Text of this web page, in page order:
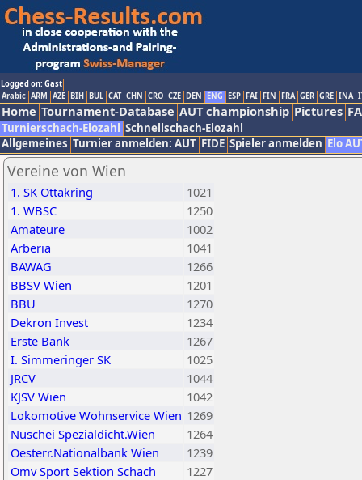
Logged on: Gast
Arabic ARM AZE BIH BUL CAT CHN CRO CZE DEN ENG ESP FAI FIN FRA GER GRE INA
Home Tournament-Database AUT championship Pictures
Turnierschach-Elozahl Schnellschach-Elozahl
Allgemeines Turnier anmelden: AUT FIDE Spieler anmelden Elo
Vereine von Wien
1. SK Ottakring
1021
1. WBSC
1250
Amateure
1002
Arberia
1041
BAWAG
1266
BBSV Wien
1201
BBU
1270
Dekron Invest
1234
Erste Bank
1267
I. Simmeringer SK
1025
JRCV
1044
KJSV Wien
1042
Lokomotive Wohnservice Wien 1269
Nuschei Spezialdicht.Wien
1264
Oesterr.Nationalbank Wien
1239
Omv Sport Sektion Schach
1227